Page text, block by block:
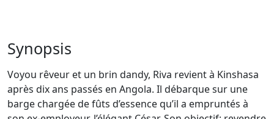
Synopsis
Voyou rêveur et un brin dandy, Riva revient à Kinshasa
après dix ans passés en Angola. Il débarque sur une
barge chargée de fûts d’essence qu’il a empruntés à